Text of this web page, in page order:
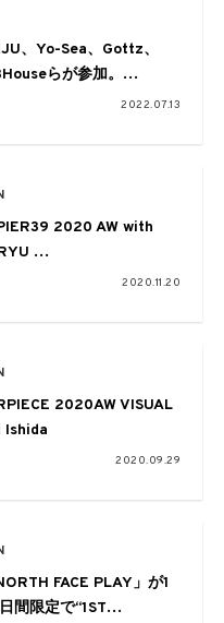
、Yo-Sea、Gottz、
らが参加。
コンピレーション『X-
2 “Deluxe”』がアナ
2022.07.13
2020 AW with
釣り人のロードムービー
2020.11.20
2020AW VISUAL
Ishida
2020.09.29
FACE PLAY」が1
間限定で“1ST